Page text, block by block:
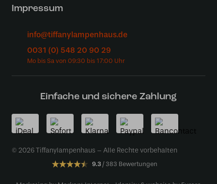
Impressum
info@tiffanylampenhaus.de
0031 (0) 548 20 90 29
Einfache und sichere Zahlung
© 2026 Tiffanylampenhaus – Alle Rechte vorbehalten
9.3 383 Bewertungen